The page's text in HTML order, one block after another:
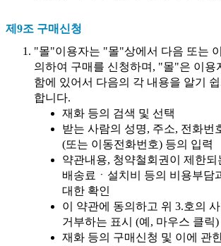
제9조 구매신청
"몰"이용자는 "몰"상에서 다음 또는
의하여 구매를 신청하며, "몰"은 이용
함에 있어서 다음의 각 내용을 알기
합니다.
재화 등의 검색 및 선택
받는 사람의 성명, 주소, 전화번
(또는 이동전화번호) 등의 입력
약관내용, 청약철회권이 제한되
배송료ㆍ설치비 등의 비용부담
대한 확인
이 약관에 동의하고 위 3.호의
거부하는 표시 (예, 마우스 클릭)
재화 등의 구매신청 및 이에 관